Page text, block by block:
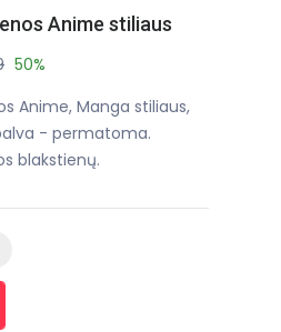
Anime stiliaus
50%
Anime, Manga stiliaus,
- permatoma.
blakstienų.